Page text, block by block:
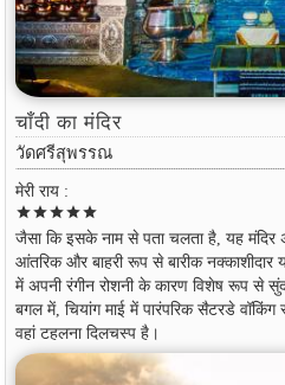
चाँदी का मंदिर
วัดศรีสุพรรณ
मेरी राय :
starstarstarstarstar
जैसा कि इसके नाम से पता चलता है, यह मंदिर
आंतरिक और बाहरी रूप से बारीक नक्काशीदार
में अपनी रंगीन रोशनी के कारण विशेष रूप से
बगल में, चियांग माई में पारंपरिक सैटरडे
वहां टहलना दिलचस्प है।